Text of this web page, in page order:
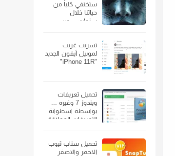
ستختفي كلياً من
حياتنا خلال
سنوات… من
تسريب غريب
لموبيل أيفون الجديد
"iPhone 11R"
تحميل تعريفات
ويندوز 7 وغيره ...
بواسطة اسطوانة
التعريفات العملاقة
تحميل سناب تيوب
الاحمر والاصفر